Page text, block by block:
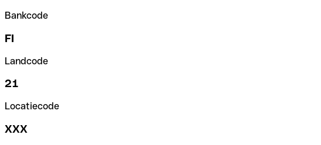
Bankcode
FI
Landcode
21
Locatiecode
XXX